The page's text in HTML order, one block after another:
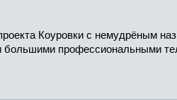
Коуровки с немудрёным
большими профессиональными